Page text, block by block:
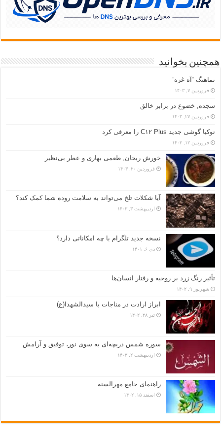
همچنین بخوانید
نماهنگ “آه غزه”
فروردین ۷, ۱۴۰۳
سجده, خضوع در برابر خالق
فروردین ۲۷, ۱۴۰۳
نوکیا گوشی جدید C۱۲ Plus را معرفی کرد
فروردین ۱۲, ۱۴۰۲
خورش ریحان, طعمی بهاری و عطر بی‌نظیر
فروردین ۲۰, ۱۴۰۳
آیا شکلات تلخ می‌تواند به سلامت روده شما کمک کند؟
اردیبهشت ۳, ۱۴۰۳
نسخه جدید تلگرام با چه امکاناتی دارد؟
دی ۶, ۱۴۰۱
تأثیر رنگ زرد بر روحیه و رفتار انسان‌ها
شهریور ۹, ۱۴۰۲
ابراز ارادت در مناجات با سیدالشهدا(ع)
تیر ۲۸, ۱۴۰۲
سوره شمس دریچه‌ای به سوی نور، توفیق و آرامش
اردیبهشت ۲, ۱۴۰۳
راهنمای جامع مهرالسنه
اسفند ۱۵, ۱۴۰۲